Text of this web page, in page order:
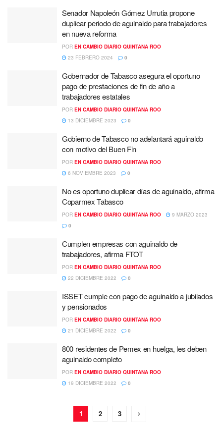
Senador Napoleón Gómez Urrutia propone
duplicar periodo de aguinaldo para trabajadores
en nueva reforma
POR EN CAMBIO DIARIO QUINTANA ROO
23 FEBRERO 2024
0
Gobernador de Tabasco asegura el oportuno
pago de prestaciones de fin de año a
trabajadores estatales
POR EN CAMBIO DIARIO QUINTANA ROO
13 DICIEMBRE 2023
0
Gobierno de Tabasco no adelantará aguinaldo
con motivo del Buen Fin
POR EN CAMBIO DIARIO QUINTANA ROO
6 NOVIEMBRE 2023
0
No es oportuno duplicar días de aguinaldo, afirma
Coparmex Tabasco
POR EN CAMBIO DIARIO QUINTANA ROO
9 MARZO 2023
0
Cumplen empresas con aguinaldo de
trabajadores, afirma FTOT
POR EN CAMBIO DIARIO QUINTANA ROO
22 DICIEMBRE 2022
0
ISSET cumple con pago de aguinaldo a jubilados
y pensionados
POR EN CAMBIO DIARIO QUINTANA ROO
21 DICIEMBRE 2022
0
800 residentes de Pemex en huelga, les deben
aguinaldo completo
POR EN CAMBIO DIARIO QUINTANA ROO
19 DICIEMBRE 2022
0
1 2 3